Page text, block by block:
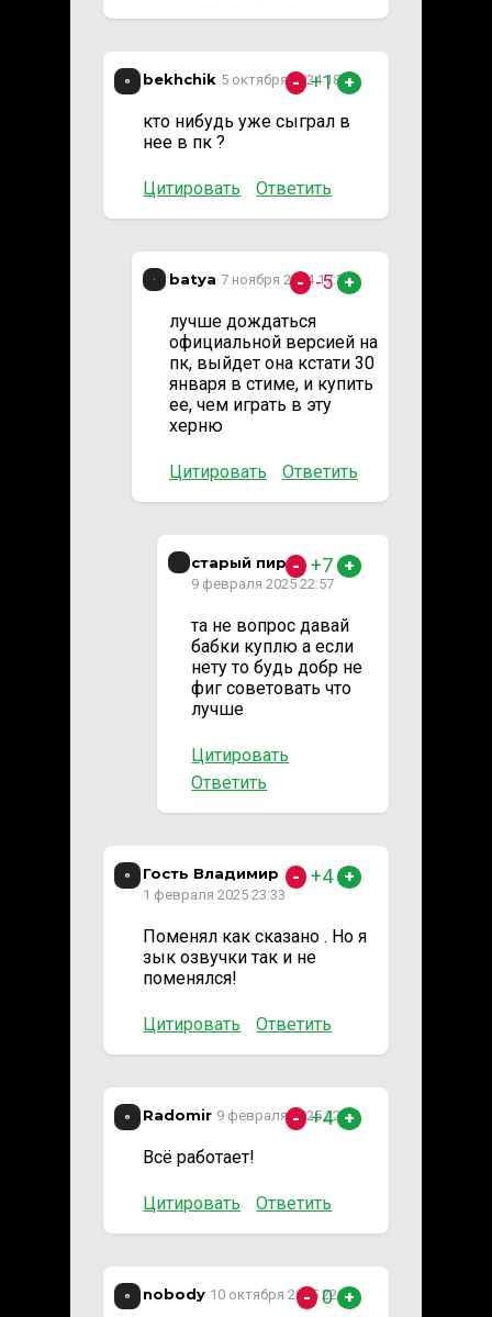
bekhchik 5 октября 2024 18:00
кто нибудь уже сыграл в
нее в пк ?
Цитировать Ответить
- +1 +
batya 7 ноября 2024 17:34
лучше дождаться
официальной версией на
пк, выйдет она кстати 30
января в стиме, и купить
ее, чем играть в эту
херню
Цитировать Ответить
- -5 +
старый пират
9 февраля 2025 22:57
та не вопрос давай
бабки куплю а если
нету то будь добр не
фиг советовать что
лучше
Цитировать
Ответить
- +7 +
Гость Владимир
1 февраля 2025 23:33
Поменял как сказано . Но я
зык озвучки так и не
поменялся!
Цитировать Ответить
- +4 +
Radomir 9 февраля 2025 22:25
Всё работает!
Цитировать Ответить
- +4 +
nobody 10 октября 2025 22:44
- 0 +